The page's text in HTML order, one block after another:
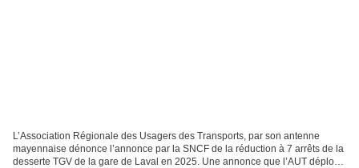
L’Association Régionale des Usagers des Transports, par son antenne
mayennaise dénonce l’annonce par la SNCF de la réduction à 7 arrêts de la
desserte TGV de la gare de Laval en 2025. Une annonce que l’AUT déplore